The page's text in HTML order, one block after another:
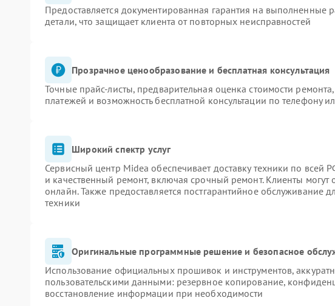
Предоставляется документированная гарантия на выполненные
детали, что защищает клиента от повторных неисправностей
Прозрачное ценообразование и бесплатная консультация
Точные прайс-листы, предварительная оценка стоимости ремонта,
платежей и возможность бесплатной консультации по телефону
Широкий спектр услуг
Сервисный центр Midea обеспечивает доставку техники по всей
и качественный ремонт, включая срочный ремонт. Клиенты могут
онлайн. Также предоставляется постгарантийное обслуживание
техники
Оригинальные программные решение и безопасное
Использование официальных прошивок и инструментов,
пользовательскими данными: резервное копирование,
восстановление информации при необходимости